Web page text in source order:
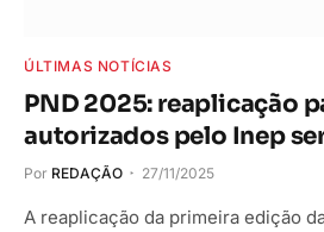
ÚLTIMAS NOTÍCIAS
PND 2025: reaplicação
autorizados pelo Inep
Por REDAÇÃO 27/11/2025
A reaplicação da primeira edição